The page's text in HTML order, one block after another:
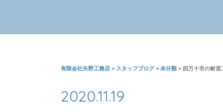
有限会社矢野工務店 > スタッフブログ> 未分類 > 四万十市の耐震
2020.11.19